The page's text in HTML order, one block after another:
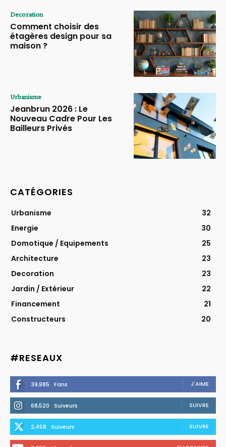
Decoration
Comment choisir des
étagères design pour sa
maison ?
Urbanisme
Jeanbrun 2026 : Le
Nouveau Cadre Pour Les
Bailleurs Privés
CATÉGORIES
Urbanisme
32
Energie
30
Domotique / Equipements
25
Architecture
23
Decoration
23
Jardin / Extérieur
22
Financement
21
Constructeurs
20
#RESEAUX
39,985 Fans J'AIME
68,520 Suiveurs SUIVRE
2,458 Suiveurs SUIVRE